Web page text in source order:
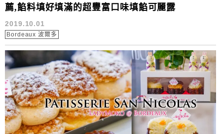
薦,餡料填好填滿的超豐富口味填餡可麗露
2019.10.01
Bordeaux 波爾多